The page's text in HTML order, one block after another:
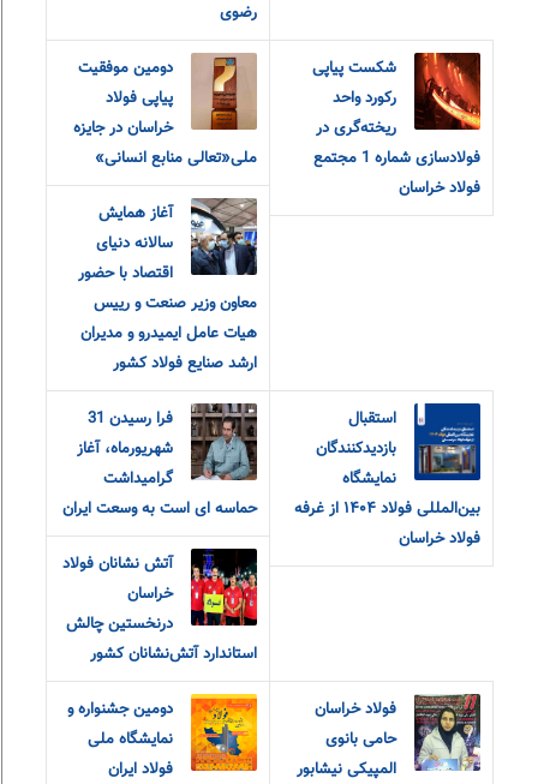
رضوی
شکست پیاپی
رکورد واحد
ریخته‌گری در
فولادسازی شماره 1 مجتمع
فولاد خراسان
دومین موفقیت
پیاپی فولاد
خراسان در جایزه
ملی«تعالی منابع انسانی»
آغاز همایش
سالانه دنیای
اقتصاد با حضور
معاون وزیر صنعت و رییس
هیات عامل ایمیدرو و مدیران
ارشد صنایع فولاد کشور
استقبال
بازدیدکنندگان
نمایشگاه
بین‌المللی فولاد ۱۴۰۴ از غرفه
فولاد خراسان
فرا رسیدن 31
شهریورماه، آغاز
گرامیداشت
حماسه ای است به وسعت ایران
آتش نشانان فولاد
خراسان
درنخستین چالش
استاندارد آتش‌نشانان کشور
فولاد خراسان
حامی بانوی
المپیکی نیشابور
دومین جشنواره و
نمایشگاه ملی
فولاد ایران